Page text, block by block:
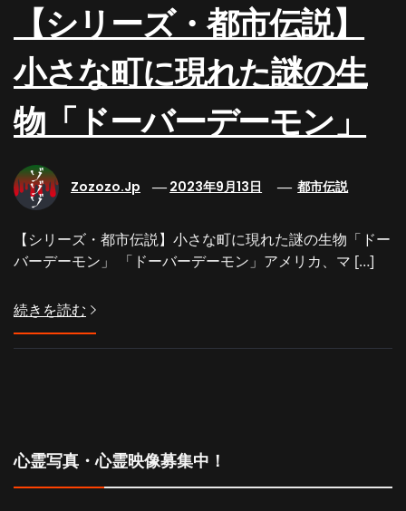
【シリーズ・都市伝説】
小さな町に現れた謎の生
物「ドーバーデーモン」
Zozozo.jp 2023年9月13日 都市伝説
【シリーズ・都市伝説】小さな町に現れた謎の生物「ドー
バーデーモン」 「ドーバーデーモン」アメリカ、マ […]
続きを読む
心霊写真・心霊映像募集中！